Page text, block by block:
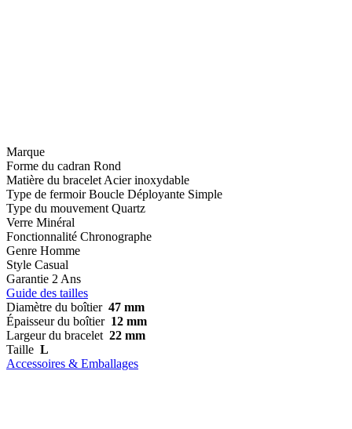
Marque
Forme du cadran Rond
Matière du bracelet Acier inoxydable
Type de fermoir Boucle Déployante Simple
Type du mouvement Quartz
Verre Minéral
Fonctionnalité Chronographe
Genre Homme
Style Casual
Garantie 2 Ans
Guide des tailles
Diamètre du boîtier 47 mm
Épaisseur du boîtier 12 mm
Largeur du bracelet 22 mm
Taille L
Accessoires & Emballages